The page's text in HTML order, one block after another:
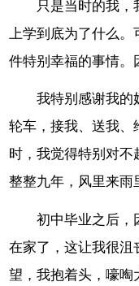
只是当时的我
上学到底为了什么
件特别幸福的事情。
我特别感谢我的
轮车，接我、送我、
时，我觉得特别对
整整九年，风里来雨
初中毕业之后，
在家了，这让我很沮
望，我抱着头，嚎啕